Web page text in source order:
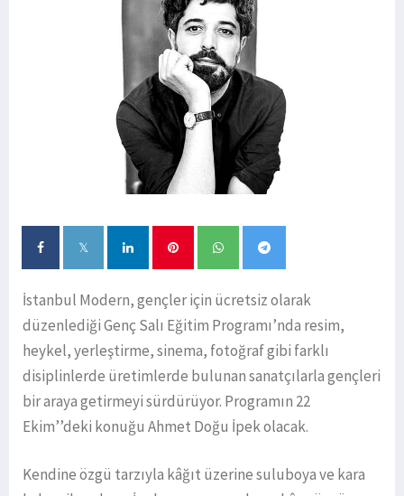
İstanbul Modern, gençler için ücretsiz olarak
düzenlediği Genç Salı Eğitim Programı’nda resim,
heykel, yerleştirme, sinema, fotoğraf gibi farklı
disiplinlerde üretimlerde bulunan sanatçılarla gençleri
bir araya getirmeyi sürdürüyor. Programın 22
Ekim’’deki konuğu Ahmet Doğu İpek olacak.
Kendine özgü tarzıyla kâğıt üzerine suluboya ve kara